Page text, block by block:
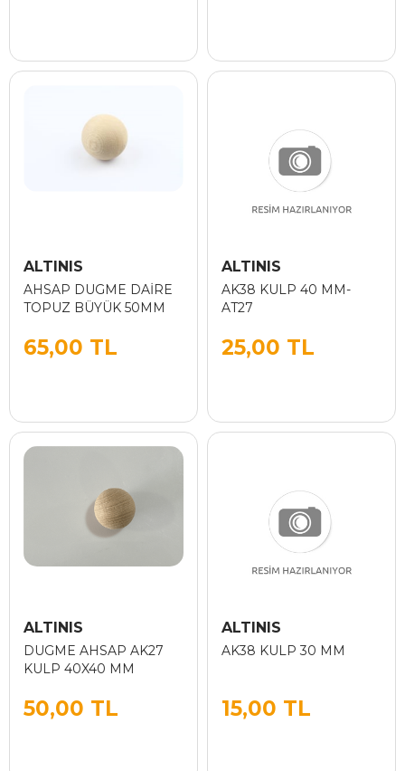
ALTINIS
AHSAP DUGME DAİRE
TOPUZ BÜYÜK 50MM
65,00 TL
ALTINIS
AK38 KULP 40 MM-
AT27
25,00 TL
ALTINIS
DUGME AHSAP AK27
KULP 40X40 MM
50,00 TL
ALTINIS
AK38 KULP 30 MM
15,00 TL